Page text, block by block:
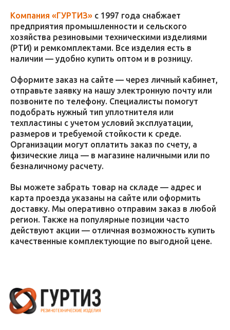
Компания «ГУРТИЗ» с 1997 года снабжает
предприятия промышленности и сельского
хозяйства резиновыми техническими изделиями
(РТИ) и ремкомплектами. Все изделия есть в
наличии — удобно купить оптом и в розницу.
Оформите заказ на сайте — через личный кабинет,
отправьте заявку на нашу электронную почту или
позвоните по телефону. Специалисты помогут
подобрать нужный тип уплотнителя или
техпластины с учетом условий эксплуатации,
размеров и требуемой стойкости к среде.
Организации могут оплатить заказ по счету, а
физические лица — в магазине наличными или по
безналичному расчету.
Вы можете забрать товар на складе — адрес и
карта проезда указаны на сайте или оформить
доставку. Мы оперативно отправим заказ в любой
регион. Также на популярные позиции часто
действуют акции — отличная возможность купить
качественные комплектующие по выгодной цене.